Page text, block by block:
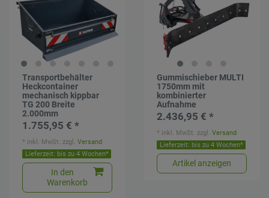
Transportbehälter
Heckcontainer
mechanisch kippbar
TG 200 Breite
2.000mm
1.755,95 € *
Lieferzeit: bis zu 4 Wochen*
In den
Warenkorb
* inkl. MwSt. zzgl.Versand
Gummischieber MULTI
1750mm mit
kombinierter
Aufnahme
2.436,95 € *
Lieferzeit: bis zu 4 Wochen*
Artikel anzeigen
* inkl. MwSt. zzgl.Versand